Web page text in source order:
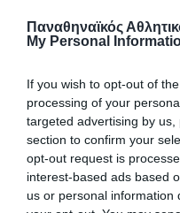
Παναθηναϊκός
My Personal
If you wish to opt-out of
processing of your
targeted advertising by
section to confirm your
opt-out request is
interest-based ads based
us or personal information
Σπουδαία νίκη
«πράσινο»
Η Εθνική ομάδα πόλο
Ισπανία έχοντας πέντε
σύνθεσή της και MVP
ΑΚΑΔΗΜΙΑ